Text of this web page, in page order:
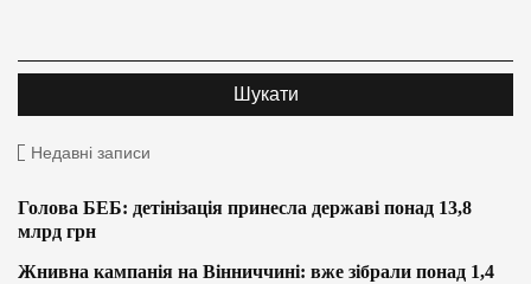
Недавні записи
Голова БЕБ: детінізація принесла державі понад 13,8
млрд грн
Жнивна кампанія на Вінниччині: вже зібрали понад 1,4